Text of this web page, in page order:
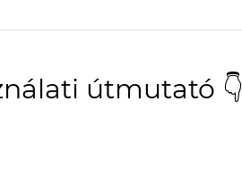
útmutató 👇